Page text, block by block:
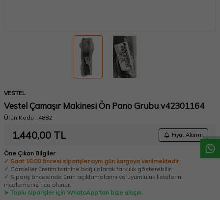
W
h
a
t
a
p
p
D
e
s
t
e
H
a
t
t
VESTEL
Vestel Çamaşır Makinesi Ön Pano Grubu v42301164
Ürün Kodu : 4882
1.440,00 TL Fiyat Alarmı
Öne Çıkan Bilgiler
✓ Saat 16:00 öncesi siparişler aynı gün kargoya verilmektedir.
✓ Görseller üretim tarihine bağlı olarak farklılık gösterebilir.
✓ Sipariş öncesinde ürün açıklamalarını ve uyumluluk listelerini
incelemeniz rica olunur.
➤ Toplu siparişler için WhatsApp'tan bize ulaşın.